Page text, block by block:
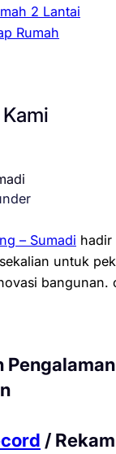
2 Lantai
Rumah
– Sumadi hadir
untuk
bangunan.
/